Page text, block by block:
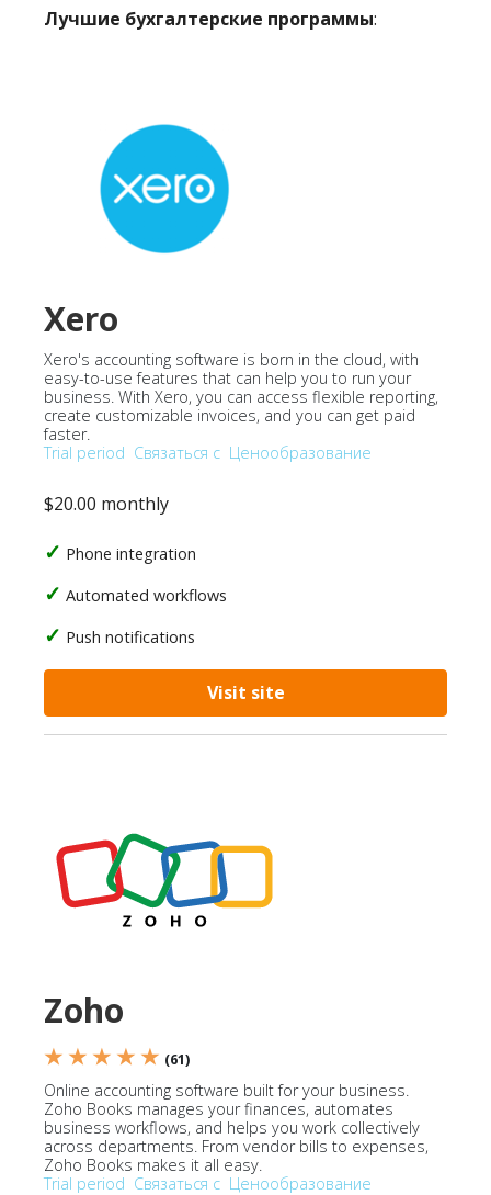
Лучшие бухгалтерские программы:
Xero
Xero's accounting software is born in the cloud, with
easy-to-use features that can help you to run your
business. With Xero, you can access flexible reporting,
create customizable invoices, and you can get paid
faster.
Trial period Связаться с Ценообразование
$20.00 monthly
Phone integration
Automated workflows
Push notifications
Visit site
Zoho
★ ★ ★ ★ ★ (61)
Online accounting software built for your business.
Zoho Books manages your finances, automates
business workflows, and helps you work collectively
across departments. From vendor bills to expenses,
Zoho Books makes it all easy.
Trial period Связаться с Ценообразование